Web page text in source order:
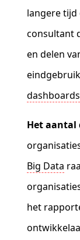
langere tijd
consultant
en delen
dashboards
Het aantal
Big Data
het